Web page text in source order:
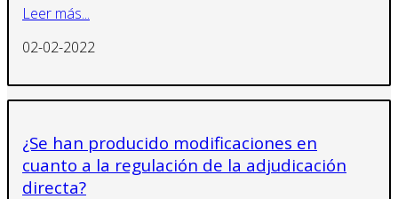
Leer más...
02-02-2022
¿Se han producido modificaciones en
cuanto a la regulación de la adjudicación
directa?